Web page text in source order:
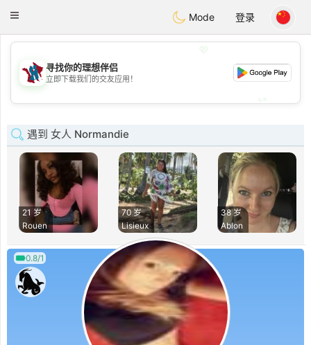
Taimerais
Toggle
Mode 登录
💖
💕
寻找你的理想伴侣
立即下载我们的交友应用！
遇到 女人 Normandie
21 岁
Rouen
70 岁
Lisieux
38 岁
Ablon
0.8/1